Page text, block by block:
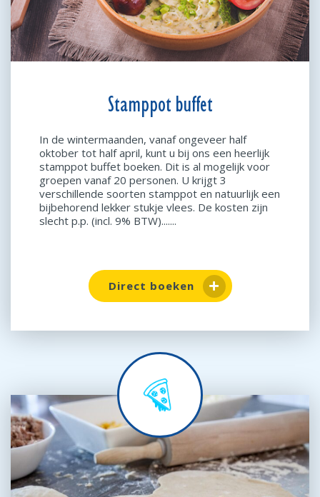
Stamppot buffet
In de wintermaanden, vanaf ongeveer half
oktober tot half april, kunt u bij ons een heerlijk
stamppot buffet boeken. Dit is al mogelijk voor
groepen vanaf 20 personen. U krijgt 3
verschillende soorten stamppot en natuurlijk een
bijbehorend lekker stukje vlees. De kosten zijn
slecht p.p. (incl. 9% BTW).......
Direct boeken